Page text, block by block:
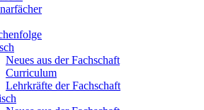
Neues aus der Fachschaft
Curriculum
Lehrkräfte der Fachschaft